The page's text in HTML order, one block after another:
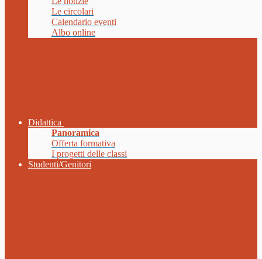
Le circolari
Calendario eventi
Albo online
Didattica
Panoramica
Offerta formativa
I progetti delle classi
Studenti/Genitori